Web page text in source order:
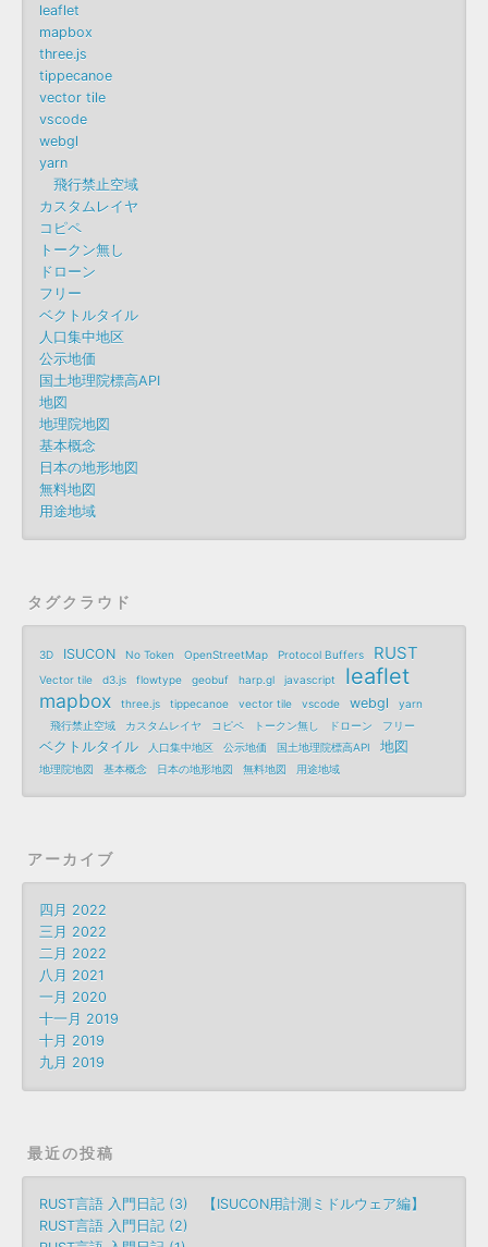
leaflet
mapbox
three.js
tippecanoe
vector tile
vscode
webgl
yarn
飛行禁止空域
カスタムレイヤ
コピペ
トークン無し
ドローン
フリー
ベクトルタイル
人口集中地区
公示地価
国土地理院標高API
地図
地理院地図
基本概念
日本の地形地図
無料地図
用途地域
タグクラウド
3D ISUCON No Token OpenStreetMap Protocol Buffers RUST
Vector tile d3.js flowtype geobuf harp.gl javascript leaflet
mapbox three.js tippecanoe vector tile vscode webgl
yarn
飛行禁止空域
カスタムレイヤ コピペ トークン無し ドローン フリー
ベクトルタイル 人口集中地区 公示地価 国土地理院標高API 地図
地理院地図 基本概念 日本の地形地図 無料地図 用途地域
アーカイブ
四月 2022
三月 2022
二月 2022
八月 2021
一月 2020
十一月 2019
十月 2019
九月 2019
最近の投稿
RUST言語 入門日記 (3) 【ISUCON用計測ミドルウェア編】
RUST言語 入門日記 (2)